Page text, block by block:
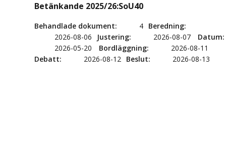
Betänkande 2025/26:SoU40
Behandlade dokument 4 Beredning
2026-08-06
Justering 2026-08-07
Datum
2026-05-20
Bordläggning
2026-08-11
Debatt
2026-08-12 Beslut 2026-08-13